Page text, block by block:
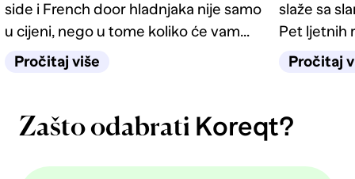
side i French door hladnjaka nije samo
u cijeni, nego u tome koliko će vam
život u kuhinji biti jednostavan
Pročitaj više
slaže sa
Pet ljetnih
kategorije
Pročitaj
Zašto odabrati Koreqt?